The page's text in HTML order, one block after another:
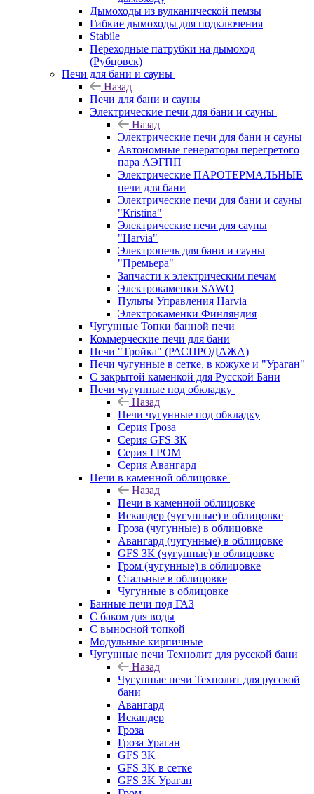
Дымоходы из вулканической пемзы
Гибкие дымоходы для подключения
Stabile
Переходные патрубки на дымоход
(Рубцовск)
Печи для бани и сауны
Назад
Печи для бани и сауны
Электрические печи для бани и сауны
Назад
Электрические печи для бани и сауны
Автономные генераторы перегретого
пара АЭГПП
Электрические ПАРОТЕРМАЛЬНЫЕ
печи для бани
Электрические печи для бани и сауны
"Кristina"
Электрические печи для сауны
"Harvia"
Электропечь для бани и сауны
"Премьера"
Запчасти к электрическим печам
Электрокаменки SAWO
Пульты Управления Harvia
Электрокаменки Финляндия
Чугунные Топки банной печи
Коммерческие печи для бани
Печи "Тройка" (РАСПРОДАЖА)
Печи чугунные в сетке, в кожухе и "Ураган"
С закрытой каменкой для Русской Бани
Печи чугунные под обкладку
Назад
Печи чугунные под обкладку
Серия Гроза
Серия GFS ЗК
Серия ГРОМ
Серия Авангард
Печи в каменной облицовке
Назад
Печи в каменной облицовке
Искандер (чугунные) в облицовке
Гроза (чугунные) в облицовке
Авангард (чугунные) в облицовке
GFS ЗК (чугунные) в облицовке
Гром (чугунные) в облицовке
Стальные в облицовке
Чугунные в облицовке
Банные печи под ГАЗ
С баком для воды
С выносной топкой
Модульные кирпичные
Чугунные печи Технолит для русской бани
Назад
Чугунные печи Технолит для русской
бани
Авангард
Искандер
Гроза
Гроза Ураган
GFS 3K
GFS 3K в сетке
GFS 3K Ураган